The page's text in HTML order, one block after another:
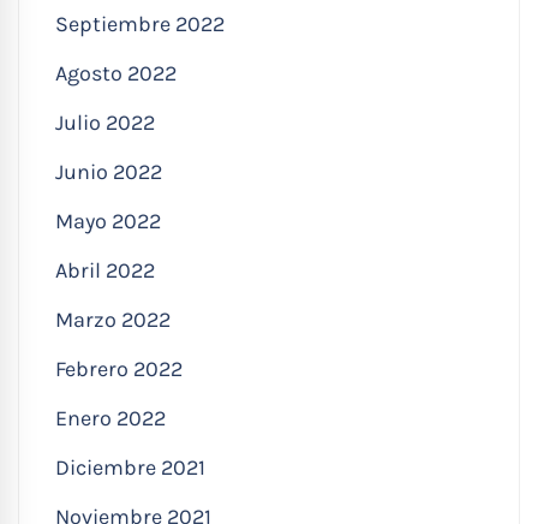
Septiembre 2022
Agosto 2022
Julio 2022
Junio 2022
Mayo 2022
Abril 2022
Marzo 2022
Febrero 2022
Enero 2022
Diciembre 2021
Noviembre 2021